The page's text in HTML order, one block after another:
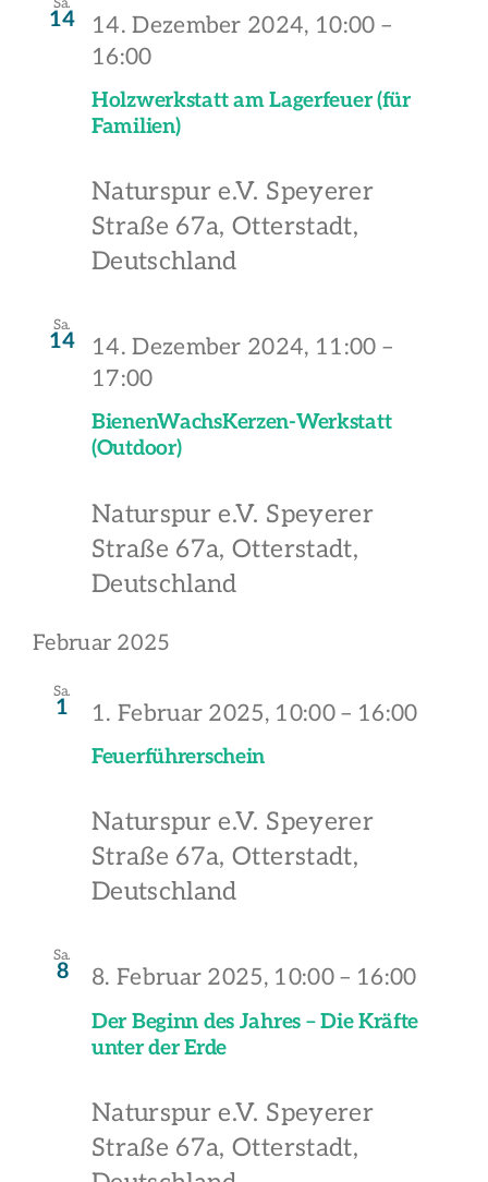
14
Holzwerkstatt am Lagerfeuer (für
Familien)
14. Dezember 2024, 10:00 –
16:00
Naturspur e.V. Speyerer
Straße 67a, Otterstadt,
Deutschland
Sa.
14
BienenWachsKerzen-Werkstatt
(Outdoor)
14. Dezember 2024, 11:00 –
17:00
Naturspur e.V. Speyerer
Straße 67a, Otterstadt,
Deutschland
Februar 2025
Sa.
1
Feuerführerschein
1. Februar 2025, 10:00– 16:00
Naturspur e.V. Speyerer
Straße 67a, Otterstadt,
Deutschland
Sa.
8
Der Beginn des Jahres – Die Kräfte
unter der Erde
8. Februar 2025, 10:00– 16:00
Naturspur e.V. Speyerer
Straße 67a, Otterstadt,